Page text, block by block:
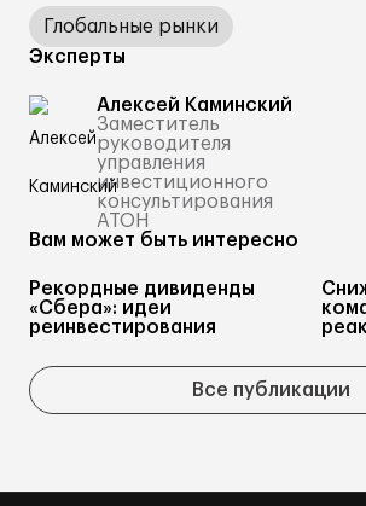
Глобальные рынки
Эксперты
Алексей Каминский
Заместитель
руководителя
управления
инвестиционного
консультирования
АТОН
Вам может быть интересно
Рекордные дивиденды
«Сбера»: идеи
реинвестирования
Все публикации